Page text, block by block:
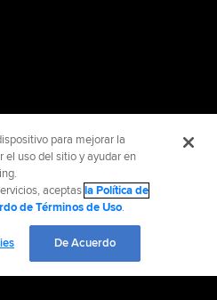
para mejorar la
el uso del sitio y ayudar en
aceptasla Política de
de Términos de Uso.
De Acuerdo